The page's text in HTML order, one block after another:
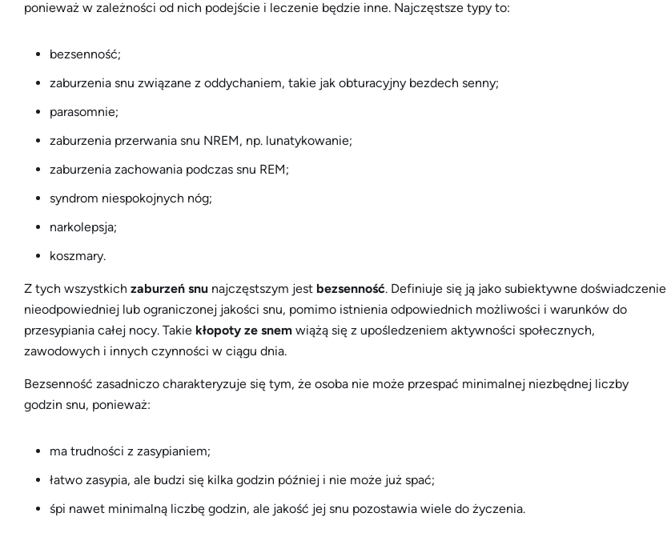
ponieważ w zależności od nich podejście i leczenie będzie inne. Najczęstsze typy to:
bezsenność;
zaburzenia snu związane z oddychaniem, takie jak obturacyjny bezdech senny;
parasomnie;
zaburzenia przerwania snu NREM, np. lunatykowanie;
zaburzenia zachowania podczas snu REM;
syndrom niespokojnych nóg;
narkolepsja;
koszmary.
Z tych wszystkich zaburzeń snu najczęstszym jest bezsenność. Definiuje się ją jako subiektywne doświadczenie
nieodpowiedniej lub ograniczonej jakości snu, pomimo istnienia odpowiednich możliwości i warunków do
przesypiania całej nocy. Takie kłopoty ze snem wiążą się z upośledzeniem aktywności społecznych,
zawodowych i innych czynności w ciągu dnia.
Bezsenność zasadniczo charakteryzuje się tym, że osoba nie może przespać minimalnej niezbędnej liczby
godzin snu, ponieważ:
ma trudności z zasypianiem;
łatwo zasypia, ale budzi się kilka godzin później i nie może już spać;
śpi nawet minimalną liczbę godzin, ale jakość jej snu pozostawia wiele do życzenia.